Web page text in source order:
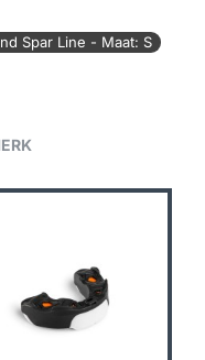
Spar Line - Maat: S